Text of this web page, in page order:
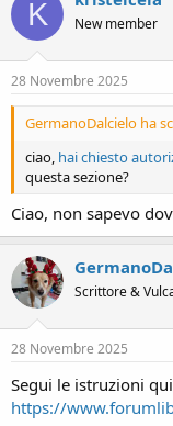
K New member
28 Novembre 2025
GermanoDalcielo ha
ciao, hai chiesto
questa sezione?
Ciao, non sapevo
Scrittore &
28 Novembre 2025
Segui le istruzioni qui
https://